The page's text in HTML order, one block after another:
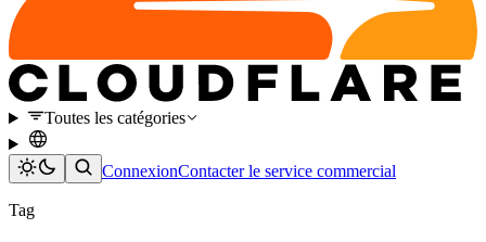
Toutes les catégories
ConnexionContacter le service commercial
Tag